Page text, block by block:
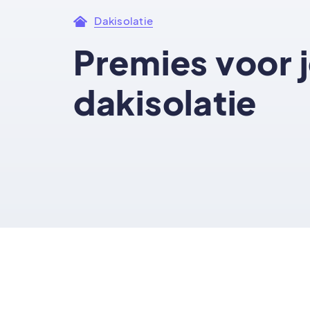
Dakisolatie
Premies voor
dakisolatie